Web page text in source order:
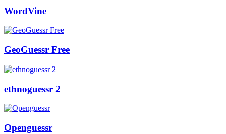
WordVine
GeoGuessr Free
ethnoguessr 2
Openguessr